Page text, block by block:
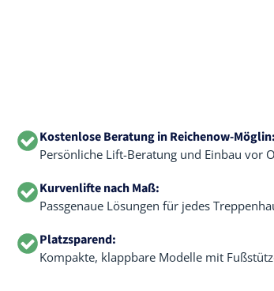
Kostenlose Beratung in Reichenow-Möglin:
Persönliche Lift-Beratung und Einbau vor
Kurvenlifte nach Maß:
Passgenaue Lösungen für jedes
Platzsparend:
Kompakte, klappbare Modelle mit